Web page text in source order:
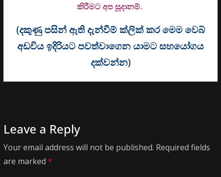
කිරීමට අප සූදානම්.
(දකුණු පසින් ඇති දැන්වීම් ක්ලික් කර මෙම වෙබ්
අඩවිය ඉදිරියට පවත්වාගෙන යාමට සහයෝගය
දක්වන්න)
Leave a Reply
Your email address will not be published. Required fields
are marked *